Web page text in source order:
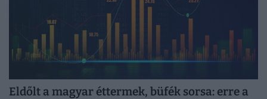
Eldőlt a magyar éttermek, büfék sorsa: erre a